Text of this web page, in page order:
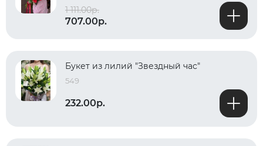
1 111.00р.
707.00р.
Букет из лилий "Звездный час"
549
232.00р.